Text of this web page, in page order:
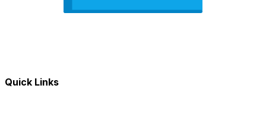
Quick Links